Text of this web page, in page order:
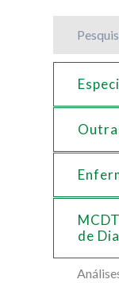
de